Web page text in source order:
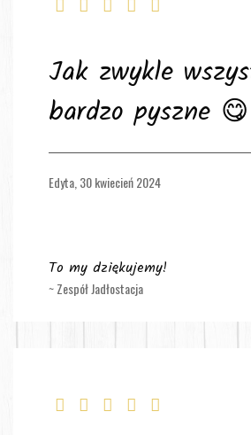
Jak zwykle
bardzo pyszne
Edyta,30 kwiecień 2024
To my dziękujemy!
~ Zespół Jadłostacja